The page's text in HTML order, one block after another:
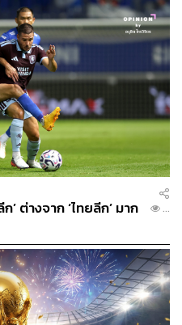
/ Shaun Botterill – FIFA /
athletic/5628814/2024/07/1
retirement/
นักฟุตบอล
LOADING...
’ ต่างจาก ‘ไทยลีก’ มาก
...